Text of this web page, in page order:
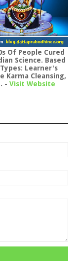
Of People Cured
Science. Based
Learner's
Karma Cleansing,
- Visit Website